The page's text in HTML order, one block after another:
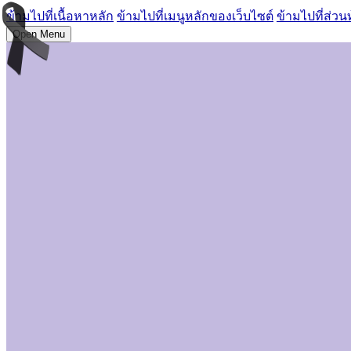
ข้ามไปที่เนื้อหาหลัก ข้ามไปที่เมนูหลักของเว็บไซต์ ข้ามไปที่ส่วน
Open Menu